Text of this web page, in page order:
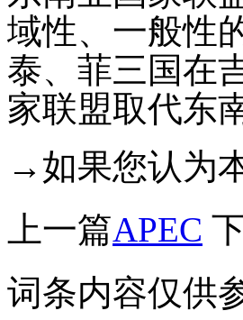
域性、一般性
泰、菲三国在
家联盟取代东
→如果您认为
上一篇APEC
词条内容仅供